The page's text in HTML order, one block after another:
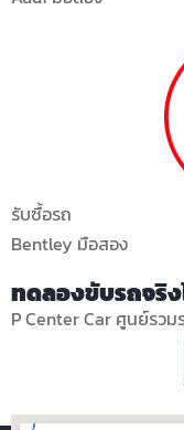
รับซื้อรถ
Bentley มือสอง
ทดลองขับรถจริ
P Center Car ศูนย์ร